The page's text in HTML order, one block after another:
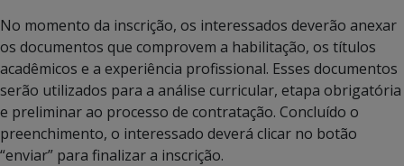
No momento da inscrição, os interessados deverão anexar
os documentos que comprovem a habilitação, os títulos
acadêmicos e a experiência profissional. Esses documentos
serão utilizados para a análise curricular, etapa obrigatória
e preliminar ao processo de contratação. Concluído o
preenchimento, o interessado deverá clicar no botão
“enviar” para finalizar a inscrição.